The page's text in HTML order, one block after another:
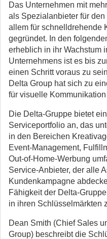
Das Unternehmen mit
als Spezialanbieter für
allem für schnelldrehende
gegründet. In den
erheblich in ihr Wachstum
Unternehmens ist es bis
einen Schritt voraus zu
Delta Group hat sich zu
für visuelle
Die Delta-Gruppe bietet
Serviceportfolio an, das
in den Bereichen
Event-Management,
Out-of-Home-Werbung
Service-Anbieter, der alle
Kundenkampagne
Fähigkeit der Delta-
in ihren Schlüsselmärkten
Dean Smith (Chief Sales
Group) beschreibt die